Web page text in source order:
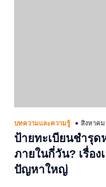
บทความและความรู้ สิงหาคม
ป้ายทะเบียนชำรุด
ภายในกี่วัน? เรื่อง
ปัญหาใหญ่